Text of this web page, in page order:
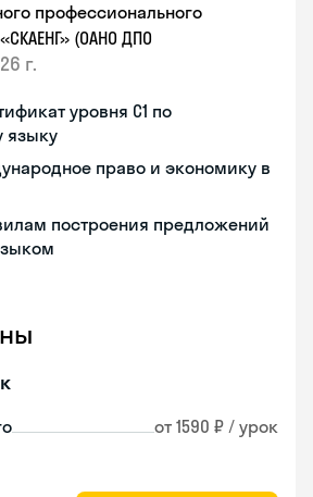
профессионального
(ОАНО ДПО
г.
уровня С1 по
языку
право и экономику в
построения предложений
от 1590 ₽ / урок